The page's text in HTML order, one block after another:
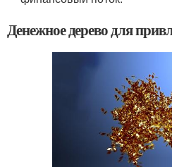
Денежное дерево для